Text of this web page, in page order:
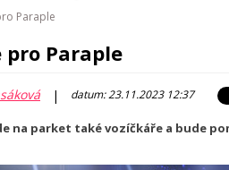
Paraple
pro Paraple
| datum: 23.11.2023 12:37
na parket také vozíčkáře a bude